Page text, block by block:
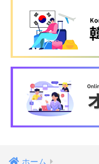
ホーム